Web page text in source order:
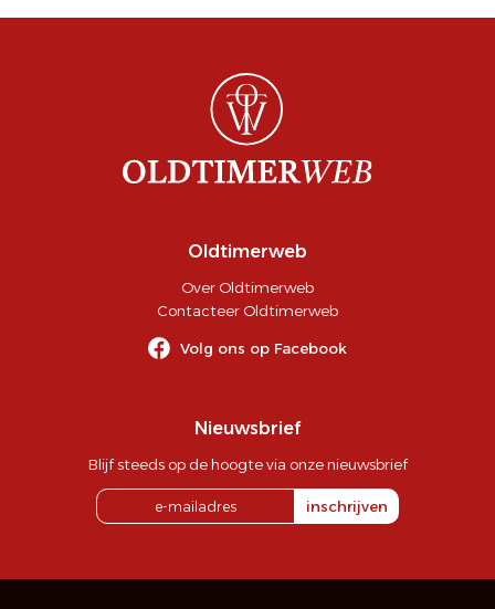
Oldtimerweb
Over Oldtimerweb
Contacteer Oldtimerweb
Volg ons op Facebook
Nieuwsbrief
Blijf steeds op de hoogte via onze nieuwsbrief
inschrijven